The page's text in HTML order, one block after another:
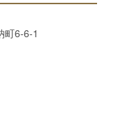
町6-6-1